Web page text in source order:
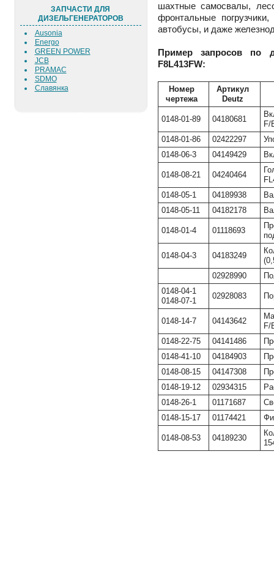
ЗАПЧАСТИ ДЛЯ
ДИЗЕЛЬГЕНЕРАТОРОВ
Ausonia
Energo
GREEN POWER
JCB
PRAMAC
SDMO
Славянка
шахтные самосвалы,
фронтальные
автобусы, и даже
Пример запросов по
F8L413FW:
Номер
чертежа
Артикул
Deutz
0148-01-89 04180681
F/
0148-01-86
02422297
0148-06-3
04149429
0148-08-21 04240464
0148-05-1
04189938
0148-05-11
04182178
0148-01-4 01118693
0148-04-3 04183249
02928990
0148-04-1
0148-07-1
02928083
0148-14-7 04143642
F/
0148-22-75
04141486
0148-41-10
04184903
0148-08-15
04147308
0148-19-12
02934315
0148-26-1
01171687
0148-15-17
01174421
0148-08-53 04189230